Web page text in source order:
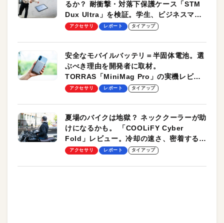
るか？ 耐衝撃・対落下保護ケース「STM
Dux Ultra」を検証。学生、ビジネスマン
のモバイルユースに最適！
アクセサリ レポート タイアップ
安全なモバイルバッテリ＝半固体電池。選
ぶべき理由を開発者に取材。
TORRAS「MiniMag Pro」の実機レビュ
ーも
アクセサリ レポート タイアップ
夏場のバイクは地獄？ ネッククーラーが助
けになるかも。 「COOLiFY Cyber
Fold」レビュー。冷却の速さ、密着する冷
却プレート、シンプルな操作性がグッド！
アクセサリ レポート タイアップ